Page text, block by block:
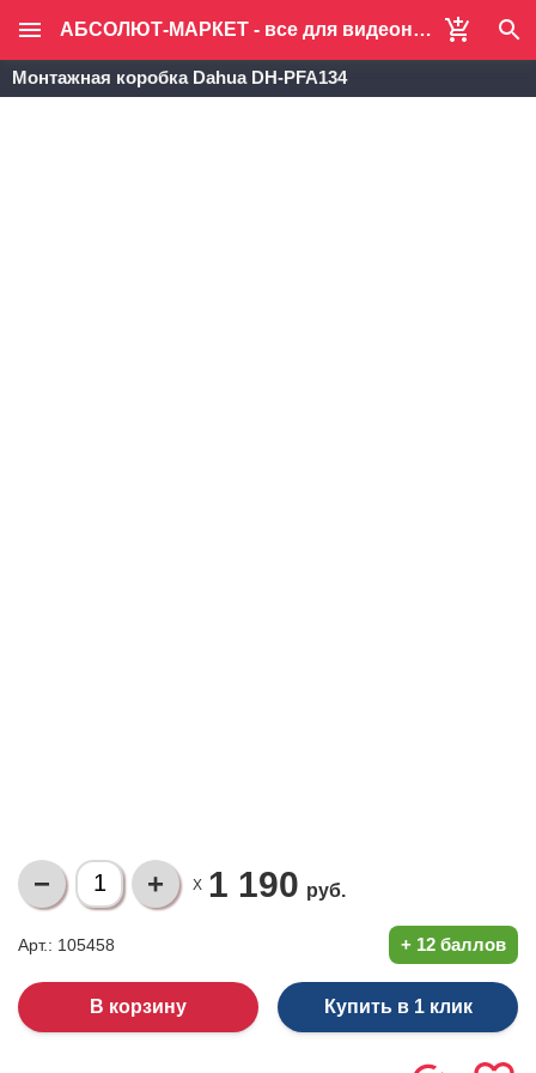
АБСОЛЮТ-МАРКЕТ - все для видеонаблюдения и систем безопасности
Монтажная коробка Dahua DH-PFA134
X 1 190 руб.
Арт.: 105458 + 12 баллов
Купить в 1 клик